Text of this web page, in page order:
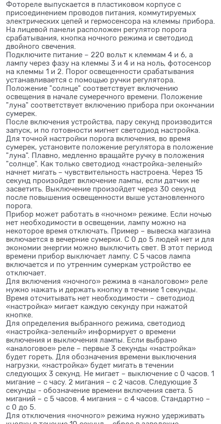
Фотореле выпускается в пластиковом корпусе с
присоединением проводов питания, коммутируемых
электрических цепей и гермосенсора на клеммы прибора.
На лицевой панели расположен регулятор порога
срабатывания, кнопка ночного режима и светодиод
двойного свечения.
Подключите питание – 220 вольт к клеммам 4 и 6, а
лампу через фазу на клеммы 3 и 4 и на ноль, фотосенсор
на клеммы 1 и 2. Порог освещенности срабатывания
устанавливается с помощью ручки регулятора.
Положение "солнце" соответствует включению
освещения в начале сумеречного времени. Положение
"луна" соответствует включению прибора при окончании
сумерек.
После включения устройства, пару секунд производится
запуск, и по готовности мигнет светодиод настройка.
Для точной настройки порога включения, во время
сумерек, установите положение регулятора в положение
"луна". Плавно, медленно вращайте ручку в положения
"солнце". Как только светодиод «настройка-зеленый»
начнет мигать – чувствительность настроена. Через 15
секунд произойдет включение лампы, если датчик не
засветить. Выключение произойдет через 30 секунд
после повышения освещенности выше установленного
порога.
Прибор может работать в «ночном» режиме. Если ночью
нет необходимости в освещении, лампу можно на
некоторое время отключать. Пример – вывеска магазина
включается в вечерние сумерки. С 0 до 5 людей нет и для
экономии энергии можно выключить свет. В этот период
времени прибор выключает лампу. С 5 часов лампа
включается и по утренним сумеркам устройство ее
отключает.
Для включения «ночного» режима в «аналоговом» реле
нужно нажать и держать кнопку в течение 1 секунды.
Время отсчитывать нет необходимости – светодиод
«настройка» мигает каждую секунду при нажатой
кнопке.
Для определения выбранного режима, светодиод
«настройка-зеленый» информирует о времени
включения и выключения лампы. Если выбрано
«аналоговое» реле – первые 3 секунды «настройка»
будет гореть. Для обозначения времени выключения
нагрузки, «настройка» будет мигать в течении
следующих 3 секунд. Не мигает – выключение с 0 часов. 1
мигание – с часу. 2 мигания – с 2 часов. Следующие 3
секунды - обозначение времени включения света. 5
миганий – с 5 часов. 4 мигания – с 4 часов. Стандартно –
с 0 до 5.
Для отключения «ночного» режима нужно удерживать